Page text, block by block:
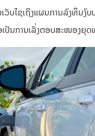
ບໄຊເຖິງແຜນການລົງທຶນງົ
ເປັນການເລັ່ງຕອບສະໜອງ